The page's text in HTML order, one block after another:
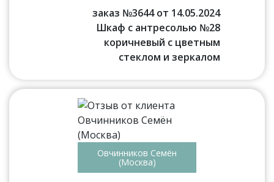
заказ №3644 от 14.05.2024
Шкаф с антресолью №28
коричневый с цветным
стеклом и зеркалом
Овчинников Семён
(Москва)